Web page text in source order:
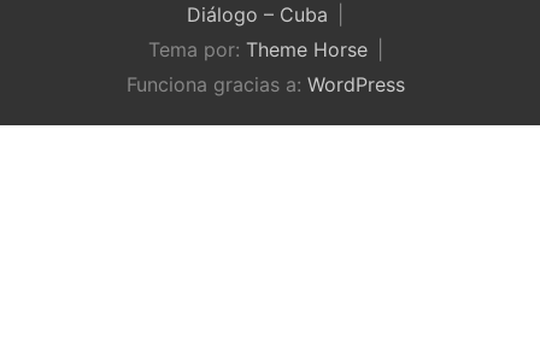
Diálogo – Cuba
Tema por: Theme Horse
Funciona gracias a: WordPress